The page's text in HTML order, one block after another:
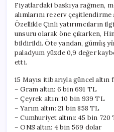
Fiyatlardaki baskıya rağmen,
alımlarını rezerv
Özellikle Çinli yatırımcıların
unsuru olarak öne çıkarken,
bildirildi. Öte yandan, gümüş
paladyum yüzde 0,9 değer
etti.
15 Mayıs itibarıyla güncel altın
– Gram altın: 6 bin 691 TL
– Çeyrek altın: 10 bin 939 TL
– Yarım altın: 21 bin 858 TL
– Cumhuriyet altını: 45 bin 720
– ONS altın: 4 bin 569 dolar